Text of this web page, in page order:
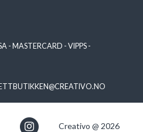
- MASTERCARD - VIPPS -
Creativo @ 2026